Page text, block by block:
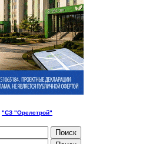
"СЗ "Орелстрой"